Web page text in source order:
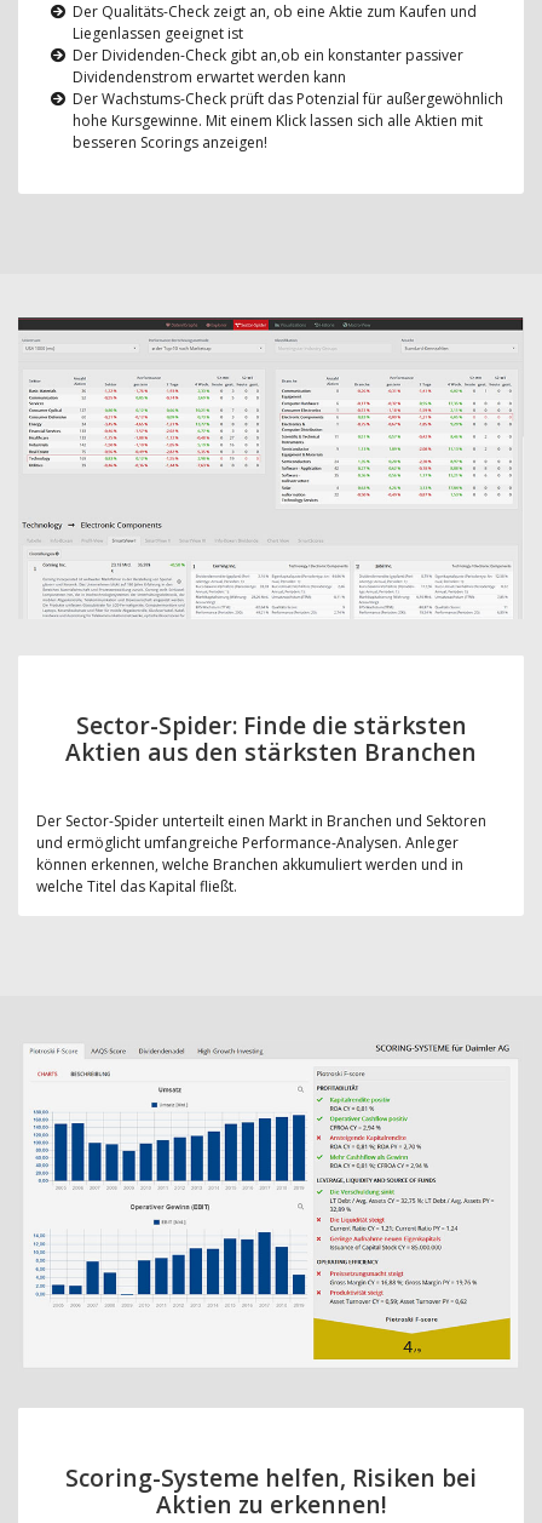
Der Qualitäts-Check zeigt an, ob eine Aktie zum Kaufen und
Liegenlassen geeignet ist
Der Dividenden-Check gibt an,ob ein konstanter passiver
Dividendenstrom erwartet werden kann
Der Wachstums-Check prüft das Potenzial für außergewöhnlich
hohe Kursgewinne. Mit einem Klick lassen sich alle Aktien mit
besseren Scorings anzeigen!
Sector-Spider: Finde die stärksten
Aktien aus den stärksten Branchen
Der Sector-Spider unterteilt einen Markt in Branchen und Sektoren
und ermöglicht umfangreiche Performance-Analysen. Anleger
können erkennen, welche Branchen akkumuliert werden und in
welche Titel das Kapital fließt.
Scoring-Systeme helfen, Risiken bei
Aktien zu erkennen!